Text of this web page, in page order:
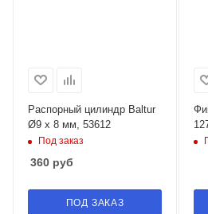
Распорный цилиндр Baltur
Ø9 x 8 мм, 53612
Под заказ
360 руб
ПОД ЗАКАЗ